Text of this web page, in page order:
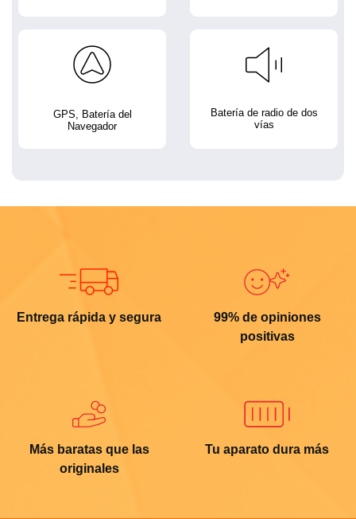
GPS, Batería del
Navegador
Batería de radio de dos
vías
Entrega rápida y segura
99% de opiniones
positivas
Más baratas que las
originales
Tu aparato dura más